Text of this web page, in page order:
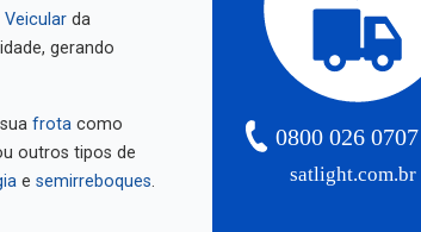
da
gerando
frota como
outros tipos de
e semirreboques satlight.com.br
0800 026 0707